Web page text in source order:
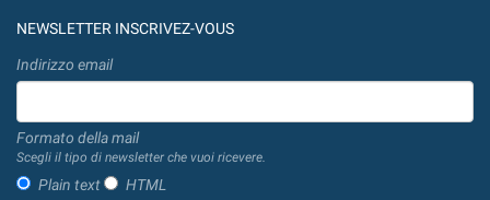
NEWSLETTER INSCRIVEZ-VOUS
Indirizzo email
Formato della mail
Scegli il tipo di newsletter che vuoi ricevere.
Plain text HTML